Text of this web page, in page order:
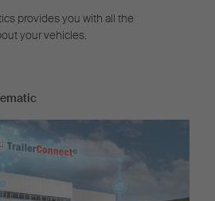
provides you with all the
your vehicles.